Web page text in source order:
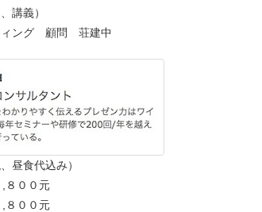
講義）
ィング 顧問 荘建中
昼食代込み）
００元
００元